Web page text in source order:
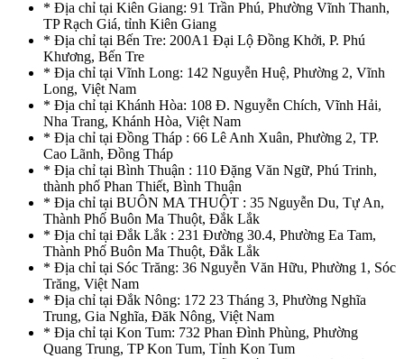
* Địa chỉ tại Kiên Giang: 91 Trần Phú, Phường Vĩnh Thanh,
TP Rạch Giá, tỉnh Kiên Giang
* Địa chỉ tại Bến Tre: 200A1 Đại Lộ Đồng Khởi, P. Phú
Khương, Bến Tre
* Địa chỉ tại Vĩnh Long: 142 Nguyễn Huệ, Phường 2, Vĩnh
Long, Việt Nam
* Địa chỉ tại Khánh Hòa: 108 Đ. Nguyễn Chích, Vĩnh Hải,
Nha Trang, Khánh Hòa, Việt Nam
* Địa chỉ tại Đồng Tháp : 66 Lê Anh Xuân, Phường 2, TP.
Cao Lãnh, Đồng Tháp
* Địa chỉ tại Bình Thuận : 110 Đặng Văn Ngữ, Phú Trinh,
thành phố Phan Thiết, Bình Thuận
* Địa chỉ tại BUÔN MA THUỘT : 35 Nguyễn Du, Tự An,
Thành Phố Buôn Ma Thuột, Đắk Lắk
* Địa chỉ tại Đắk Lắk : 231 Đường 30.4, Phường Ea Tam,
Thành Phố Buôn Ma Thuột, Đắk Lắk
* Địa chỉ tại Sóc Trăng: 36 Nguyễn Văn Hữu, Phường 1, Sóc
Trăng, Việt Nam
* Địa chỉ tại Đắk Nông: 172 23 Tháng 3, Phường Nghĩa
Trung, Gia Nghĩa, Đăk Nông, Việt Nam
* Địa chỉ tại Kon Tum: 732 Phan Đình Phùng, Phường
Quang Trung, TP Kon Tum, Tỉnh Kon Tum